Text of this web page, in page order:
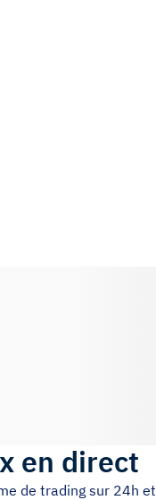
en direct
de trading sur 24h